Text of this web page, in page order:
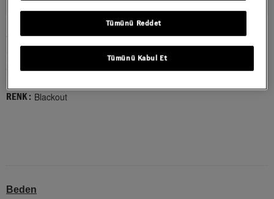
SKATE OLD SKOOL 36+ AYAKKABI
Style : VN000D5R1OJ1
5.499,00 TL
RENK : Blackout
Beden
Tümünü Reddet
Tümünü Kabul Et